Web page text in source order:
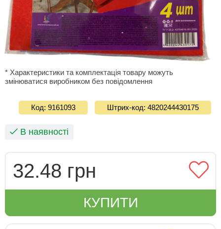
* Характеристики та комплектація товару можуть
змінюватися виробником без повідомлення
Код: 9161093 Штрих-код: 4820244430175
В наявності
32.48 грн
КУПИТИ